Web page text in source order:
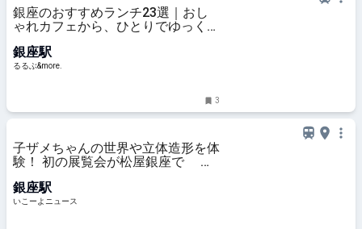
銀座のおすすめランチ23選｜おし
ゃれカフェから、ひとりでゆっくり
食・和食まで！｜るるぶ&more.
銀座駅
るるぶ&more.
3
子ザメちゃんの世界や立体造形を体
験！ 初の展覧会が松屋銀座で 描
銀座駅
いこーよニュース